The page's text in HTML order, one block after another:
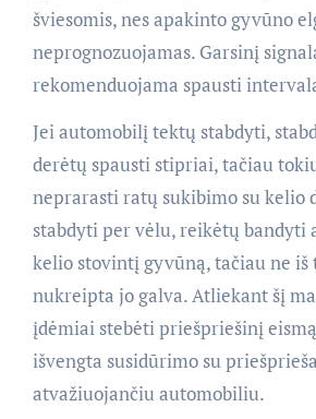
šviesomis, nes apakinto gyvūno
neprognozuojamas. Garsinį
rekomenduojama spausti
Jei automobilį tektų stabdyti,
derėtų spausti stipriai, tačiau
neprarasti ratų sukibimo su kelio
stabdyti per vėlu, reikėtų bandyti
kelio stovintį gyvūną, tačiau ne iš
nukreipta jo galva. Atliekant šį
įdėmiai stebėti priešpriešinį
išvengta susidūrimo su
atvažiuojančiu automobiliu.